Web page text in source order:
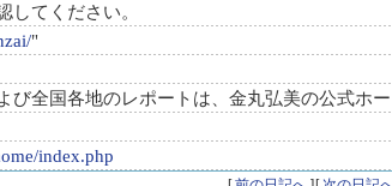
てください。
"
び全国各地のレポートは、金丸弘美の公式ホー
index.php